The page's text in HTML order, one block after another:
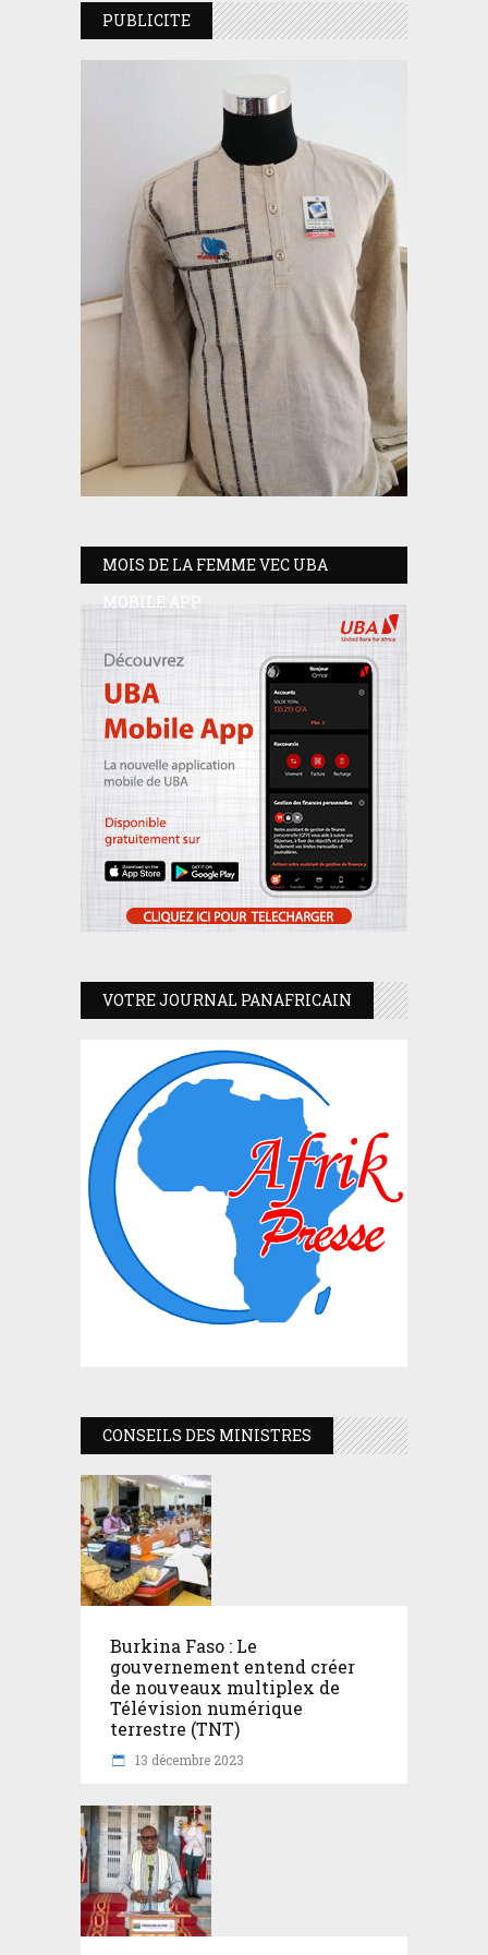
PUBLICITE
MOIS DE LA FEMME VEC UBA
MOBILE APP
VOTRE JOURNAL PANAFRICAIN
CONSEILS DES MINISTRES
Burkina Faso : Le
gouvernement entend créer
de nouveaux multiplex de
Télévision numérique
terrestre (TNT)
13 décembre 2023